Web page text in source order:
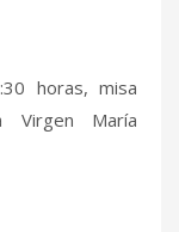
horas, misa
María